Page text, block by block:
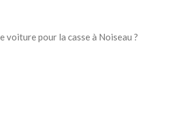
voiture pour la casse à Noiseau ?